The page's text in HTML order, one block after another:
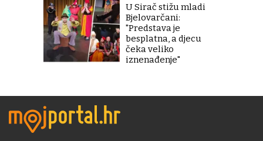
U Sirač stižu mladi
Bjelovarčani:
"Predstava je
besplatna, a djecu
čeka veliko
iznenađenje"